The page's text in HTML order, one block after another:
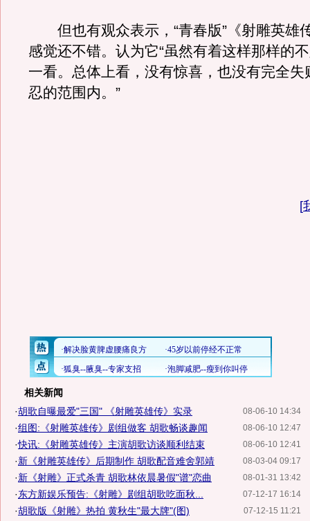
但也有观众表示，“青春版”《射雕英雄
感觉还不错。认为它“虽然有着这样那样的
一看。总体上看，没有惊喜，也没有完全失
忍的范围内。”
[
相关新闻
08-06-10 14:34
·胡歌自曝最爱"三国" 《射雕英雄传》实录
08-06-10 12:47
·组图:《射雕英雄传》剧组做客 胡歌畅谈趣闻
08-06-10 12:41
·快讯:《射雕英雄传》主演胡歌访谈顺利结束
08-03-04 09:17
·新《射雕英雄传》后期制作 胡歌配音难舍郭靖
08-01-31 13:42
·新《射雕》正式杀青 胡歌林依晨暑假"谱"恋曲
07-12-17 16:14
·东方新娱乐预告:《射雕》剧组胡歌吃面秋...
07-12-15 11:21
·胡歌版《射雕》热拍 黄秋生"最大牌"(图)